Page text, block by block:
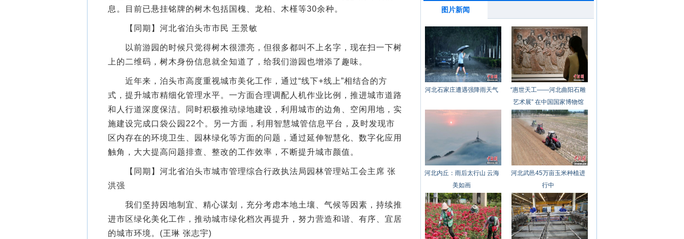
息。目前已悬挂铭牌的树木包括国槐、龙柏、木槿等30余种。
【同期】河北省泊头市市民 王景敏
以前游园的时候只觉得树木很漂亮，但很多都叫不上名字，现在扫一下树
上的二维码，树木身份信息就全知道了，给我们游园也增添了趣味。
近年来，泊头市高度重视城市美化工作，通过“线下+线上”相结合的方
式，提升城市精细化管理水平。一方面合理调配人机作业比例，推进城市道路
和人行道深度保洁。同时积极推动绿地建设，利用城市的边角、空闲用地，实
施建设完成口袋公园22个。另一方面，利用智慧城管信息平台，及时发现市
区内存在的环境卫生、园林绿化等方面的问题，通过延伸智慧化、数字化应用
触角，大大提高问题排查、整改的工作效率，不断提升城市颜值。
【同期】河北省泊头市城市管理综合行政执法局园林管理站工会主席 张
洪强
我们坚持因地制宜、精心谋划，充分考虑本地土壤、气候等因素，持续推
进市区绿化美化工作，推动城市绿化档次再提升，努力营造和谐、有序、宜居
的城市环境。(王琳 张志宇)
图片新闻
河北石家庄遭遇强降雨天气
“惠世天工——河北曲阳石雕
艺术展” 在中国国家博物馆
开幕
河北内丘：雨后太行山 云海
美如画
河北武邑45万亩玉米种植进
行中